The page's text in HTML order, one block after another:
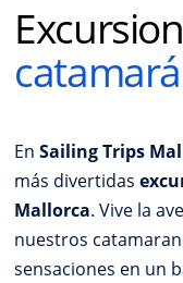
EnSailing Trips
más divertidas
Mallorca. Vive la
nuestros
sensaciones en un